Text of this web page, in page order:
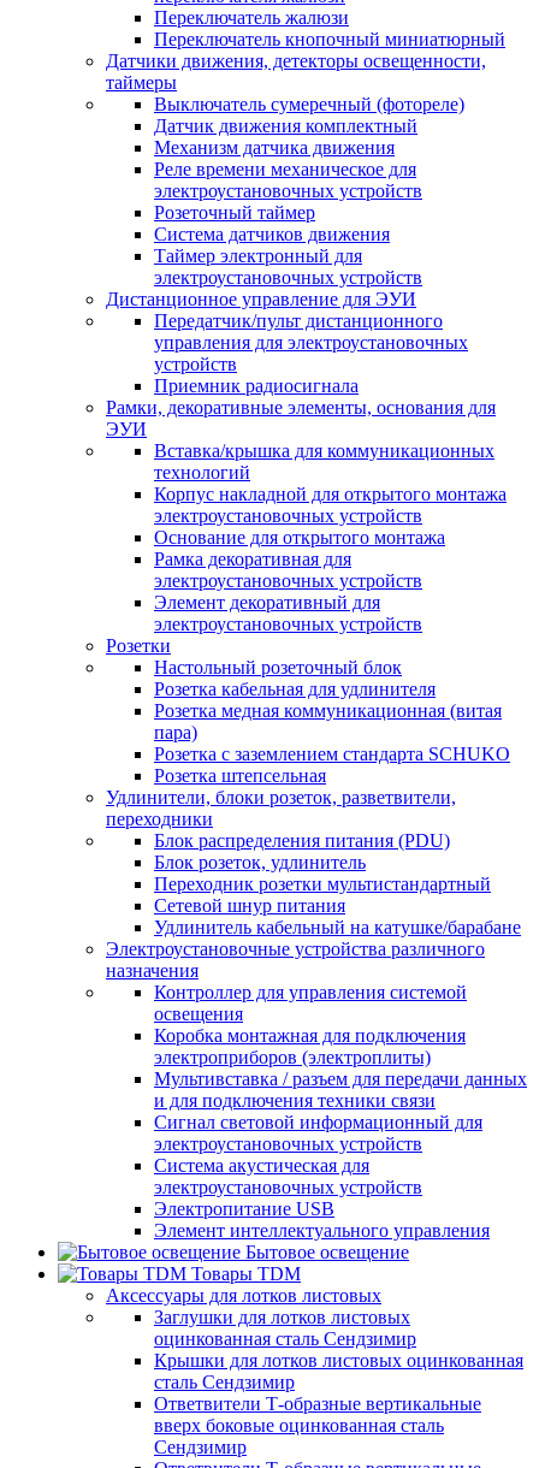
Переключатель жалюзи
Переключатель кнопочный миниатюрный
Датчики движения, детекторы освещенности,
таймеры
Выключатель сумеречный (фотореле)
Датчик движения комплектный
Механизм датчика движения
Реле времени механическое для
электроустановочных устройств
Розеточный таймер
Система датчиков движения
Таймер электронный для
электроустановочных устройств
Дистанционное управление для ЭУИ
Передатчик/пульт дистанционного
управления для электроустановочных
устройств
Приемник радиосигнала
Рамки, декоративные элементы, основания для
ЭУИ
Вставка/крышка для коммуникационных
технологий
Корпус накладной для открытого монтажа
электроустановочных устройств
Основание для открытого монтажа
Рамка декоративная для
электроустановочных устройств
Элемент декоративный для
электроустановочных устройств
Розетки
Настольный розеточный блок
Розетка кабельная для удлинителя
Розетка медная коммуникационная (витая
пара)
Розетка с заземлением стандарта SCHUKO
Розетка штепсельная
Удлинители, блоки розеток, разветвители,
переходники
Блок распределения питания (PDU)
Блок розеток, удлинитель
Переходник розетки мультистандартный
Сетевой шнур питания
Удлинитель кабельный на катушке/барабане
Электроустановочные устройства различного
назначения
Контроллер для управления системой
освещения
Коробка монтажная для подключения
электроприборов (электроплиты)
Мультивставка / разъем для передачи данных
и для подключения техники связи
Сигнал световой информационный для
электроустановочных устройств
Система акустическая для
электроустановочных устройств
Электропитание USB
Элемент интеллектуального управления
Бытовое освещение
Товары TDM
Аксессуары для лотков листовых
Заглушки для лотков листовых
оцинкованная сталь Сендзимир
Крышки для лотков листовых оцинкованная
сталь Сендзимир
Ответвители Т-образные вертикальные
вверх боковые оцинкованная сталь
Сендзимир